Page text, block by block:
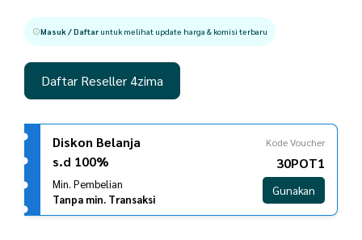
Masuk / Daftaruntuk melihat update harga & komisi terbaru
Daftar Reseller 4zima
Diskon Belanja
s.d 100%
Min. Pembelian
Tanpa min. Transaksi
Kode Voucher
30POT1
Gunakan